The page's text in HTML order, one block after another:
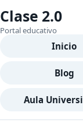
Clase 2.0
Portal educativo
Inicio
Blog
Aula